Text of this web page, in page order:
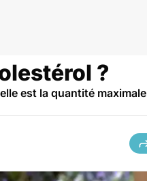
?
est la quantité maximale